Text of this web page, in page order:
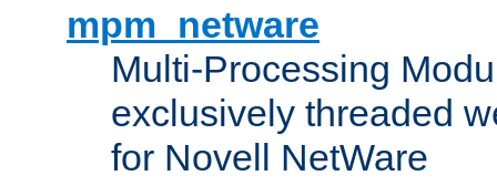
mpm_netware
Multi-Processing
exclusively threaded
for Novell NetWare